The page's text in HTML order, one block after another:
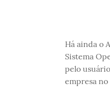
Há ainda o
Sistema
pelo
empresa